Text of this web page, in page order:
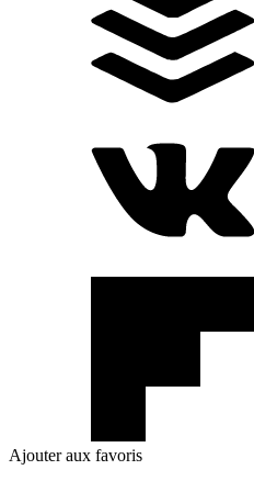
Ajouter aux favoris